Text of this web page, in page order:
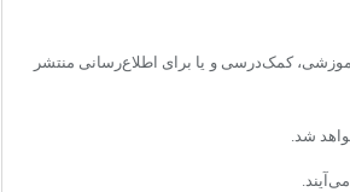
آموزشی، کمک‌درسی و یا برای اطلاع‌رسانی منتشر
شد.